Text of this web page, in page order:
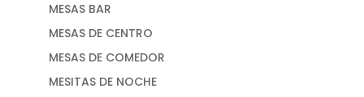
MESAS BAR
MESAS DE CENTRO
MESAS DE COMEDOR
MESITAS DE NOCHE